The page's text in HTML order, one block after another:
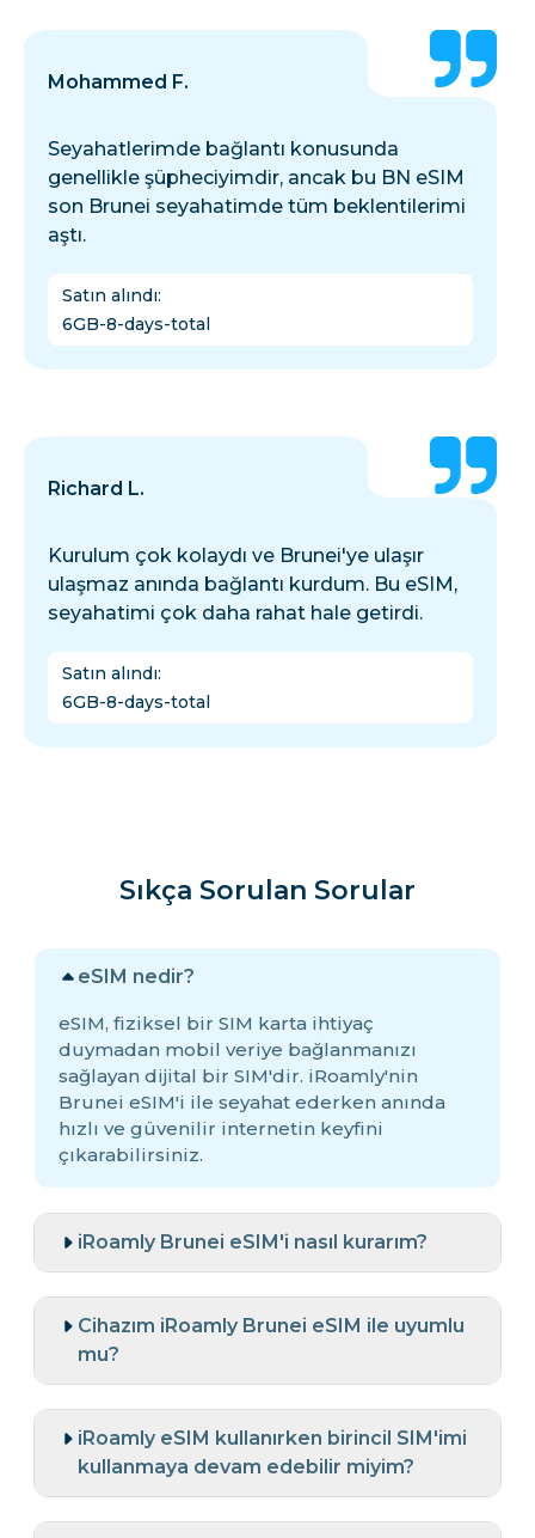
Mohammed F.
Seyahatlerimde bağlantı konusunda
genellikle şüpheciyimdir, ancak bu BN eSIM
son Brunei seyahatimde tüm beklentilerimi
aştı.
Satın alındı:
6GB-8-days-total
Richard L.
Kurulum çok kolaydı ve Brunei'ye ulaşır
ulaşmaz anında bağlantı kurdum. Bu eSIM,
seyahatimi çok daha rahat hale getirdi.
Satın alındı:
6GB-8-days-total
Sıkça Sorulan Sorular
eSIM nedir?
eSIM, fiziksel bir SIM karta ihtiyaç
duymadan mobil veriye bağlanmanızı
sağlayan dijital bir SIM'dir. iRoamly'nin
Brunei eSIM'i ile seyahat ederken anında
hızlı ve güvenilir internetin keyfini
çıkarabilirsiniz.
iRoamly Brunei eSIM'i nasıl kurarım?
Cihazım iRoamly Brunei eSIM ile uyumlu
mu?
iRoamly eSIM kullanırken birincil SIM'imi
kullanmaya devam edebilir miyim?